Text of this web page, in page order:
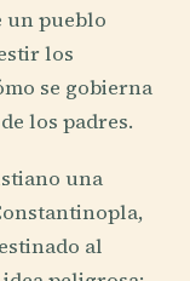
un pueblo
los
se gobierna
los padres.
una
al